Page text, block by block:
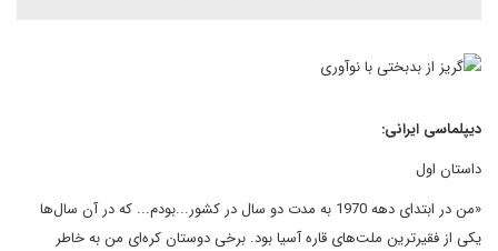
دیپلماسی ایرانی:
داستان اول
«من در ابتدای دهه 1970 به مدت دو سال در کشور...بودم... که در آن سال‌ها
یکی از فقیرترین ملت‌های قاره آسیا بود. برخی دوستان کره‌ای من به خاطر